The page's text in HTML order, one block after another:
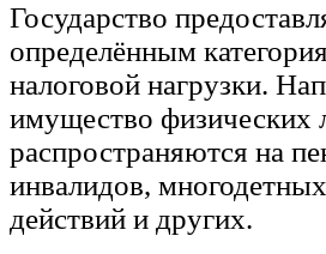
Государство
определённым
налоговой нагрузки.
имущество физических
распространяются на
инвалидов,
действий и других.